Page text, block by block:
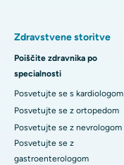
Zdravstvene storitve
Poiščite zdravnika po
specialnosti
Posvetujte se s kardiologom
Posvetujte se z ortopedom
Posvetujte se z nevrologom
Posvetujte se z
gastroenterologom